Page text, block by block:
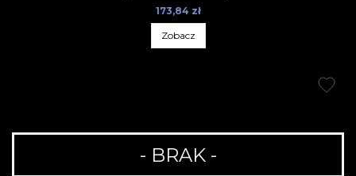
173,84 zł
Zobacz
- BRAK -